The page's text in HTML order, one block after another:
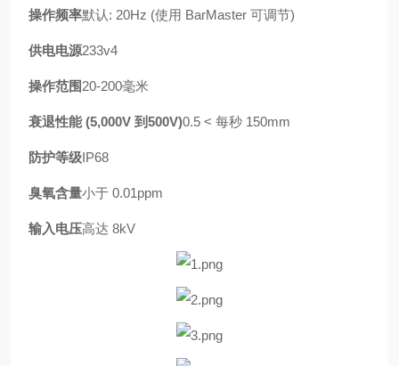
操作频率默认: 20Hz (使用 BarMaster 可调节)
供电电源233v4
操作范围20-200毫米
衰退性能 (5,000V 到500V)0.5 < 每秒 150mm
防护等级IP68
臭氧含量小于 0.01ppm
输入电压高达 8kV